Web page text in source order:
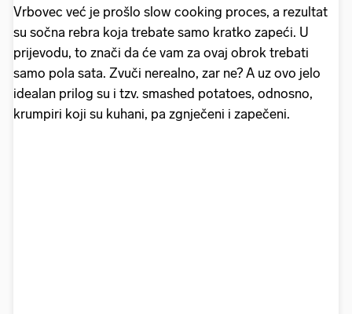
Vrbovec već je prošlo slow cooking proces, a rezultat
su sočna rebra koja trebate samo kratko zapeći. U
prijevodu, to znači da će vam za ovaj obrok trebati
samo pola sata. Zvuči nerealno, zar ne? A uz ovo jelo
idealan prilog su i tzv. smashed potatoes, odnosno,
krumpiri koji su kuhani, pa zgnječeni i zapečeni.